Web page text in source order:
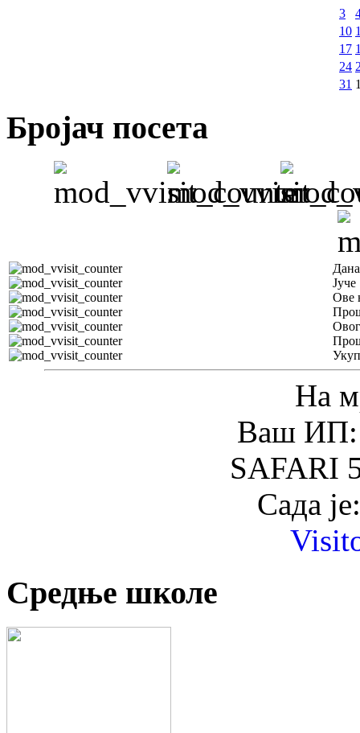
3
10
17
24
31
Бројач посета
Јуче
Ове
На
Ваш ИП:
SAFARI
Сада
Средње школе